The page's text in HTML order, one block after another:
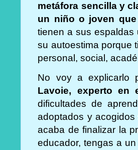
metáfora sencilla y
un niño o joven
tienen a sus espaldas
su autoestima porque
personal, social,
No voy a explicarlo
Lavoie, experto en
dificultades de
adoptados y
acaba de finalizar la
educador, tengas a